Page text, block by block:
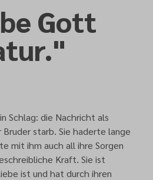
Gott
Schlag: die Nachricht als
starb. Sie haderte lange
mit ihm auch all ihre Sorgen
Kraft. Sie ist
ist und hat durch ihren